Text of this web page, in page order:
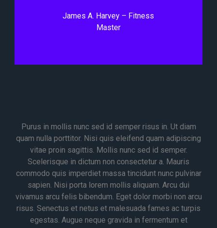
James A. Harvey – Fitness
Master
Purus in mollis nunc sed id semper risus in. Ut diam
quam nulla porttitor. Nisi quis eleifend quam adipiscing
vitae proin sagittis. Mollis nunc sed id semper.
Scelerisque in dictum non consectetur a. Mauris
commodo quis imperdiet massa tincidunt nunc pulvinar
sapien. Nisi porta lorem mollis aliquam. Arcu dui
vivamus arcu felis bibendum. Eget dolor morbi non arcu
risus. Senectus et netus et malesuada fames ac turpis
egestas. Augue neque gravida in fermentum et